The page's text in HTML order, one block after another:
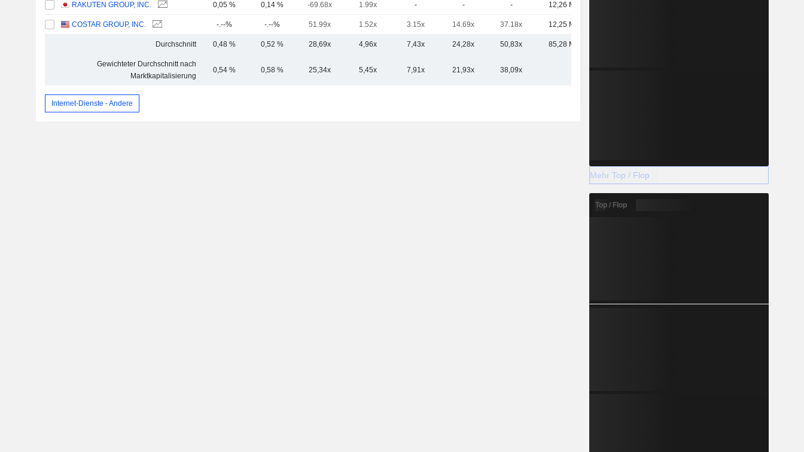
RAKUTEN GROUP, INC. 0,05 % 0,14 % -69.68x 1.99x - - - 12,26 Mrd.
COSTAR GROUP, INC. -.--% -.--% 51.99x 1.52x 3.15x 14.69x 37.18x 12,25 Mrd.
Durchschnitt 0,48 % 0,52 % 28,69x 4,96x 7,43x 24,28x 50,83x 85,28 Mrd.
Gewichteter Durchschnitt nach
Marktkapitalisierung
0,54 % 0,58 % 25,34x 5,45x 7,91x 21,93x 38,09x
Internet-Dienste - Andere
Mehr Top / Flop
Top / Flop